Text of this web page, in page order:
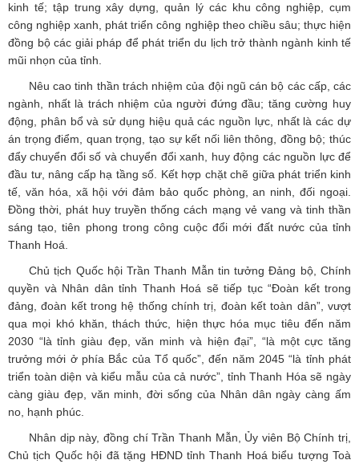
kinh tế; tập trung xây dựng, quản lý các khu công nghiệp, cụm
công nghiệp xanh, phát triển công nghiệp theo chiều sâu; thực hiện
đồng bộ các giải pháp để phát triển du lịch trở thành ngành kinh tế
mũi nhọn của tỉnh.
Nêu cao tinh thần trách nhiệm của đội ngũ cán bộ các cấp, các
ngành, nhất là trách nhiệm của người đứng đầu; tăng cường huy
động, phân bổ và sử dụng hiệu quả các nguồn lực, nhất là các dự
án trọng điểm, quan trọng, tạo sự kết nối liên thông, đồng bộ; thúc
đẩy chuyển đổi số và chuyển đổi xanh, huy động các nguồn lực để
đầu tư, nâng cấp hạ tầng số. Kết hợp chặt chẽ giữa phát triển kinh
tế, văn hóa, xã hội với đảm bảo quốc phòng, an ninh, đối ngoại.
Đồng thời, phát huy truyền thống cách mạng vẻ vang và tinh thần
sáng tạo, tiên phong trong công cuộc đổi mới đất nước của tỉnh
Thanh Hoá.
Chủ tịch Quốc hội Trần Thanh Mẫn tin tưởng Đảng bộ, Chính
quyền và Nhân dân tỉnh Thanh Hoá sẽ tiếp tục “Đoàn kết trong
đảng, đoàn kết trong hệ thống chính trị, đoàn kết toàn dân”, vượt
qua mọi khó khăn, thách thức, hiện thực hóa mục tiêu đến năm
2030 “là tỉnh giàu đẹp, văn minh và hiện đại”, “là một cực tăng
trưởng mới ở phía Bắc của Tổ quốc”, đến năm 2045 “là tỉnh phát
triển toàn diện và kiểu mẫu của cả nước”, tỉnh Thanh Hóa sẽ ngày
càng giàu đẹp, văn minh, đời sống của Nhân dân ngày càng ấm
no, hạnh phúc.
Nhân dịp này, đồng chí Trần Thanh Mẫn, Ủy viên Bộ Chính trị,
Chủ tịch Quốc hội đã tặng HĐND tỉnh Thanh Hoá biểu tượng Toà